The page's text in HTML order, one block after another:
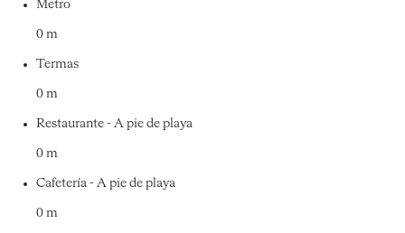
Metro
0 m
Termas
0 m
Restaurante - A pie de playa
0 m
Cafetería - A pie de playa
0 m